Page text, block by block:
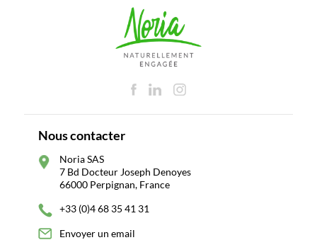
Nous contacter
Noria SAS
7 Bd Docteur Joseph Denoyes
66000 Perpignan, France
+33 (0)4 68 35 41 31
Envoyer un email